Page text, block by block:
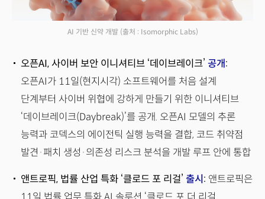
AI 기반 신약 개발 (출처 : Isomorphic Labs)
오픈AI, 사이버 보안 이니셔티브 ‘데이브레이크’ 공개:
오픈AI가 11일(현지시각) 소프트웨어를 처음 설계
단계부터 사이버 위협에 강하게 만들기 위한 이니셔티브
‘데이브레이크(Daybreak)’를 공개. 오픈AI 모델의 추론
능력과 코덱스의 에이전틱 실행 능력을 결합, 코드 취약점
발견·패치 생성·의존성 리스크 분석을 개발 루프 안에 통합
앤트로픽, 법률 산업 특화 ‘클로드 포 리걸’ 출시: 앤트로픽은